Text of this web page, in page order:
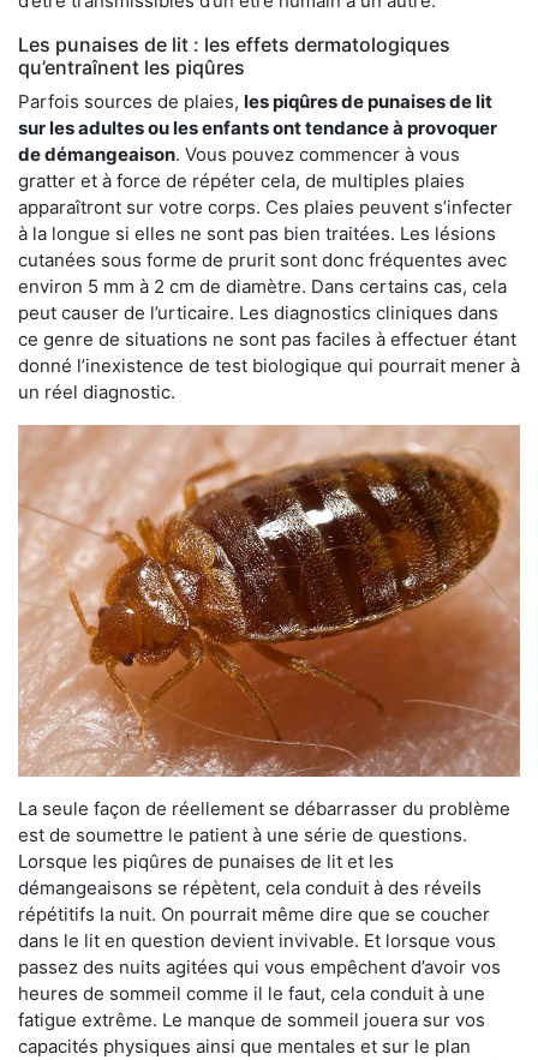
Les punaises de lit : les effets dermatologiques
qu’entraînent les piqûres
Parfois sources de plaies, les piqûres de punaises de lit
sur les adultes ou les enfants ont tendance à provoquer
de démangeaison. Vous pouvez commencer à vous
gratter et à force de répéter cela, de multiples plaies
apparaîtront sur votre corps. Ces plaies peuvent s’infecter
à la longue si elles ne sont pas bien traitées. Les lésions
cutanées sous forme de prurit sont donc fréquentes avec
environ 5 mm à 2 cm de diamètre. Dans certains cas, cela
peut causer de l’urticaire. Les diagnostics cliniques dans
ce genre de situations ne sont pas faciles à effectuer étant
donné l’inexistence de test biologique qui pourrait mener à
un réel diagnostic.
La seule façon de réellement se débarrasser du problème
est de soumettre le patient à une série de questions.
Lorsque les piqûres de punaises de lit et les
démangeaisons se répètent, cela conduit à des réveils
répétitifs la nuit. On pourrait même dire que se coucher
dans le lit en question devient invivable. Et lorsque vous
passez des nuits agitées qui vous empêchent d’avoir vos
heures de sommeil comme il le faut, cela conduit à une
fatigue extrême. Le manque de sommeil jouera sur vos
capacités physiques ainsi que mentales et sur le plan